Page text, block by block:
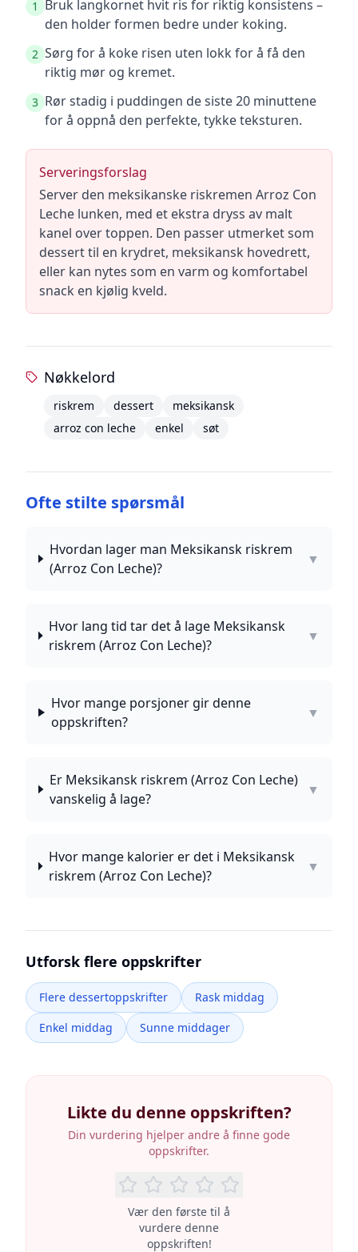
1
Bruk langkornet hvit ris for riktig konsistens –
den holder formen bedre under koking.
2 Sørg for å koke risen uten lokk for å få den
riktig mør og kremet.
3 Rør stadig i puddingen de siste 20 minuttene
for å oppnå den perfekte, tykke teksturen.
Serveringsforslag
Server den meksikanske riskremen Arroz Con
Leche lunken, med et ekstra dryss av malt
kanel over toppen. Den passer utmerket som
dessert til en krydret, meksikansk hovedrett,
eller kan nytes som en varm og komfortabel
snack en kjølig kveld.
Nøkkelord
riskrem dessert
meksikansk
arroz con leche
enkel søt
Ofte stilte spørsmål
Hvordan lager man Meksikansk riskrem
(Arroz Con Leche)?
▼
Hvor lang tid tar det å lage Meksikansk
riskrem (Arroz Con Leche)?
▼
Hvor mange porsjoner gir denne
oppskriften?
▼
Er Meksikansk riskrem (Arroz Con Leche)
vanskelig å lage?
▼
Hvor mange kalorier er det i Meksikansk
riskrem (Arroz Con Leche)?
▼
Utforsk flere oppskrifter
Flere dessertoppskrifter
Rask middag
Enkel middag
Sunne middager
Likte du denne oppskriften?
Din vurdering hjelper andre å finne gode
oppskrifter.
Vær den første til å
vurdere denne
oppskriften!